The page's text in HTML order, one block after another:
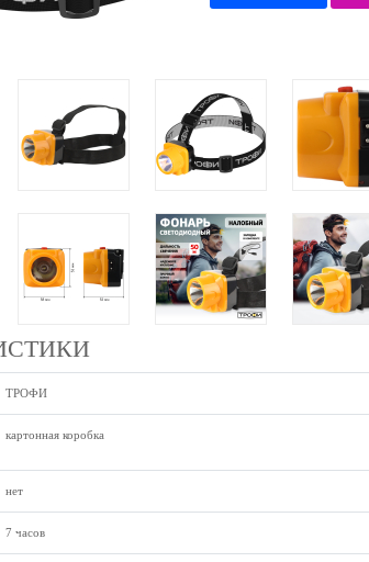
ТРОФИ
картонная коробка
нет
7 часов